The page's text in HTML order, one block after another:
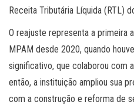
Receita Tributária Líquida (RTL)
O reajuste representa a primeira
MPAM desde 2020, quando
significativo, que colaborou com
então, a instituição ampliou sua
com a construção e reforma de